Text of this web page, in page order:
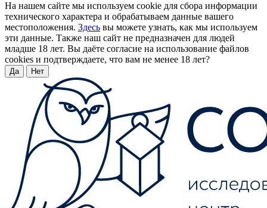
На нашем сайте мы используем cookie для сбора информации
технического характера и обрабатываем данные вашего
местоположения. Здесь вы можете узнать, как мы используем
эти данные. Также наш сайт не предназначен для людей
младше 18 лет. Вы даёте согласие на использование файлов
cookies и подтверждаете, что вам не менее 18 лет?
Да Нет